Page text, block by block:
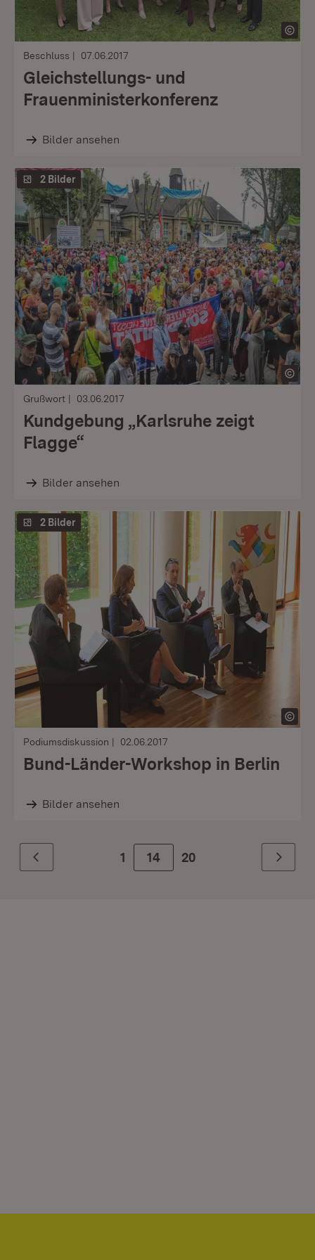
Beschluss 07.06.2017
Gleichstellungs- und
Frauenministerkonferenz
Bilder ansehen
2 Bilder
Grußwort 03.06.2017
Kundgebung „Karlsruhe zeigt
Flagge“
Bilder ansehen
2 Bilder
Podiumsdiskussion 02.06.2017
Bund-Länder-Workshop in Berlin
Bilder ansehen
Zurück 1 Zur Seite
14 20 Weiter